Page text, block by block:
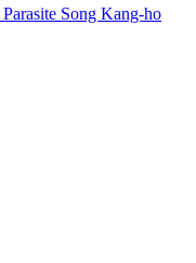
Parasite Song Kang-ho